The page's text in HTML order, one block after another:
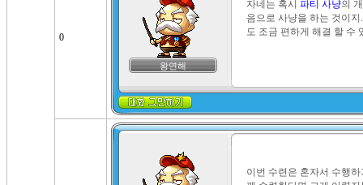
0
왕연해
자네는 혹시 파티 사냥의
음으로 사냥을 하는 것이
도 조금 편하게 해결 할 수
이번 수련은 혼자서 수행